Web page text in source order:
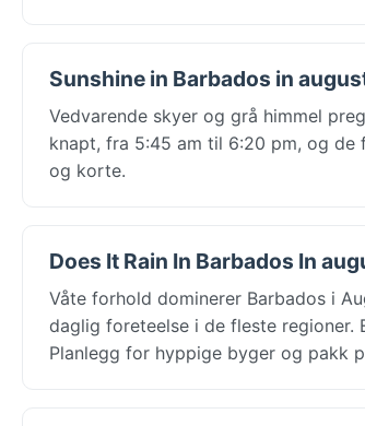
Sunshine in Barbados in
Vedvarende skyer og grå himmel
knapt, fra 5:45 am til 6:20 pm, og de
og korte.
Does It Rain In Barbados In
Våte forhold dominerer Barbados i
daglig foreteelse i de fleste
Planlegg for hyppige byger og pakk